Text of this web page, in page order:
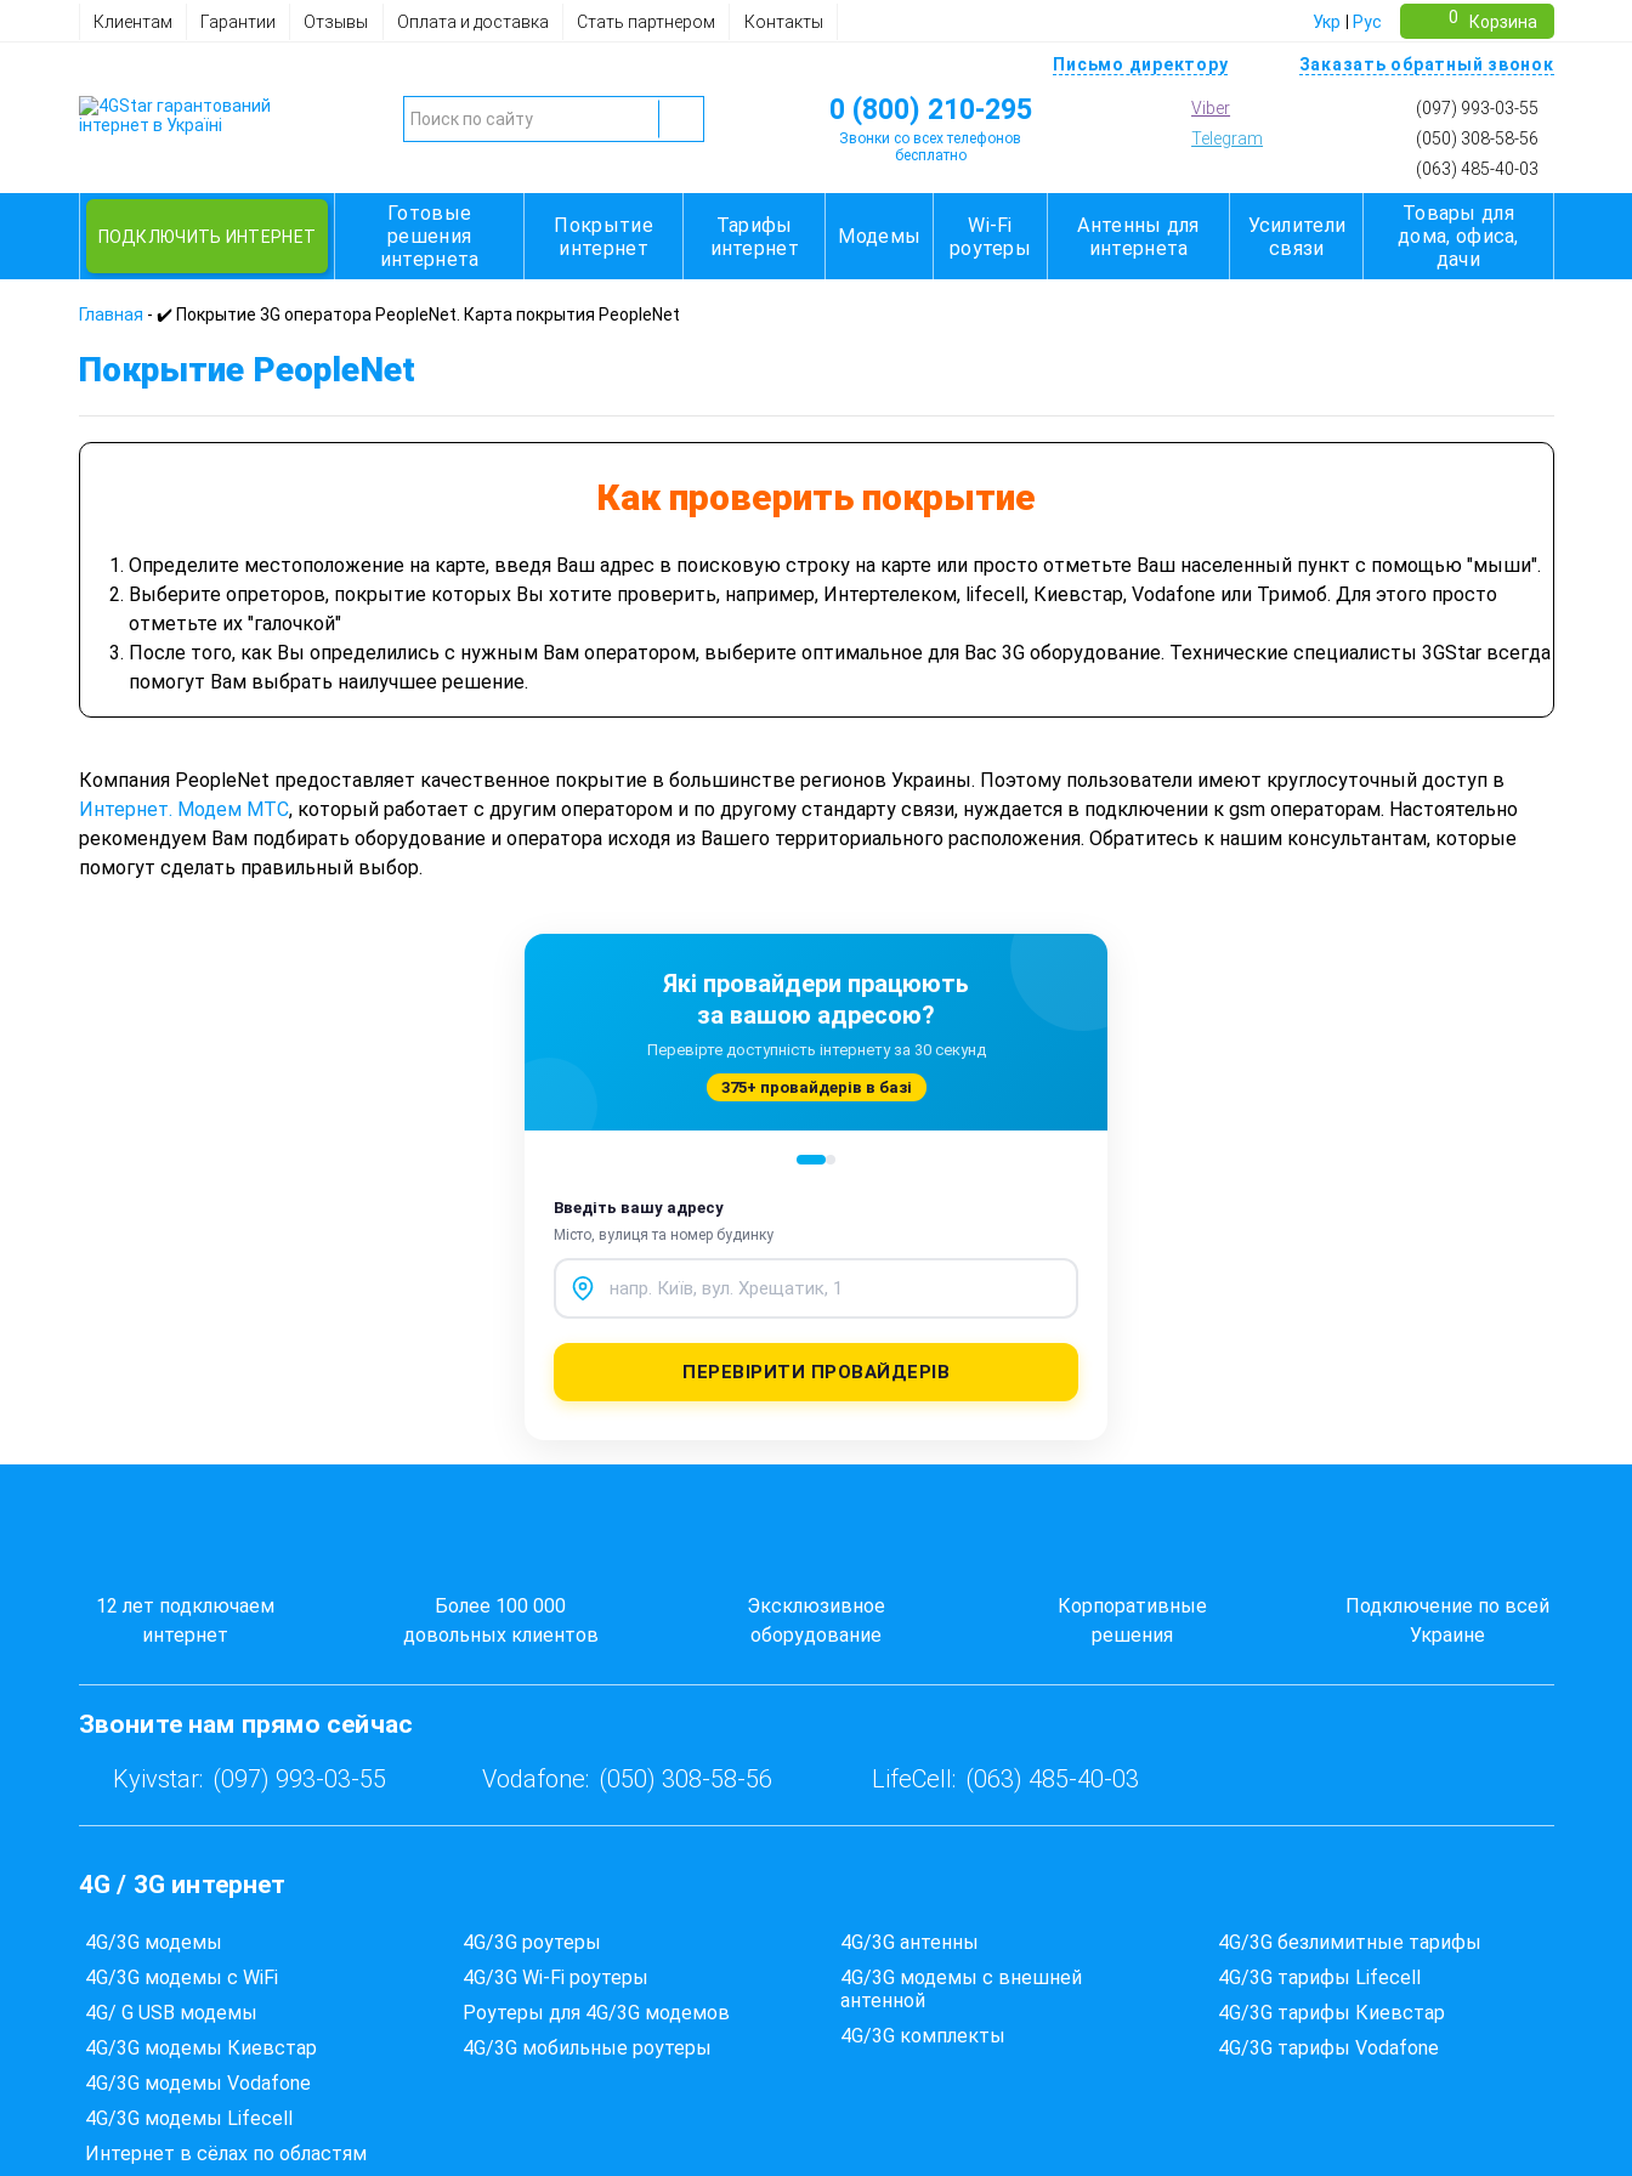
Клиентам Гарантии Отзывы Оплата и доставка Стать партнером Контакты Укр Рус 0 Корзина
Письмо директору Заказать обратный звонок
0 (800) 210-295
Звонки со всех телефонов
бесплатно
Viber
Telegram
(097) 993-03-55
(050) 308-58-56
(063) 485-40-03
ПОДКЛЮЧИТЬ ИНТЕРНЕТ
Готовые
решения
интернета
Покрытие
интернет
Тарифы
интернет
Модемы
Wi-Fi
роутеры
Антенны для
интернета
Усилители
связи
Товары для
дома, офиса,
дачи
Главная - ✔️ Покрытие 3G оператора PeopleNet. Карта покрытия PeopleNet
Покрытие PeopleNet
Как проверить покрытие
Определите местоположение на карте, введя Ваш адрес в поисковую строку на карте или просто отметьте Ваш населенный пункт с помощью "мыши".
Выберите опреторов, покрытие которых Вы хотите проверить, например, Интертелеком, lifecell, Киевстар, Vodafone или Тримоб. Для этого просто
отметьте их "галочкой"
После того, как Вы определились с нужным Вам оператором, выберите оптимальное для Вас 3G оборудование. Технические специалисты 3GStar всегда
помогут Вам выбрать наилучшее решение.
Компания PeopleNet предоставляет качественное покрытие в большинстве регионов Украины. Поэтому пользователи имеют круглосуточный доступ в
Интернет. Модем МТС, который работает с другим оператором и по другому стандарту связи, нуждается в подключении к gsm операторам. Настоятельно
рекомендуем Вам подбирать оборудование и оператора исходя из Вашего территориального расположения. Обратитесь к нашим консультантам, которые
помогут сделать правильный выбор.
Які провайдери працюють
за вашою адресою?
Перевірте доступність інтернету за 30 секунд
375+ провайдерів в базі
Введіть вашу адресу
Місто, вулиця та номер будинку
ПЕРЕВІРИТИ ПРОВАЙДЕРІВ
12 лет подключаем
интернет
Более 100 000
довольных клиентов
Эксклюзивное
оборудование
Корпоративные
решения
Подключение по всей
Украине
Звоните нам прямо сейчас
Kyivstar: (097) 993-03-55 Vodafone: (050) 308-58-56 LifeCell: (063) 485-40-03
4G / 3G интернет
4G/3G модемы
4G/3G модемы с WiFi
4G/ G USB модемы
4G/3G модемы Киевстар
4G/3G модемы Vodafone
4G/3G модемы Lifecell
4G/3G роутеры
4G/3G Wi-Fi роутеры
Роутеры для 4G/3G модемов
4G/3G мобильные роутеры
4G/3G антенны
4G/3G модемы c внешней
антенной
4G/3G комплекты
4G/3G безлимитные тарифы
4G/3G тарифы Lifecell
4G/3G тарифы Киевстар
4G/3G тарифы Vodafone
Интернет в сёлах по областям
Які провайдери працюють
за вашою адресою?
Перевірте доступність інтернету за 30 секунд
375+ провайдерів в базі